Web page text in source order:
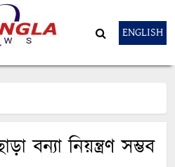
ENGLISH
বন্যা নিয়ন্ত্রণ সম্ভব